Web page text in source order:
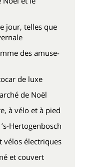
jour, telles que
des amuse-
de luxe
de Noël
à vélo et à pied
Hertogenbosch
vélos électriques
et couvert